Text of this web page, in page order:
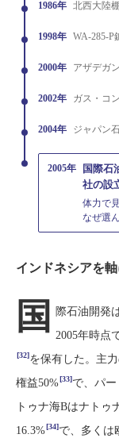
1986年 北西大陸
1998年 WA-285-P
2000年 アザデガ
2002年 ガス・コ
2004年 ジャパン
2005年
国際石
社の設
体力で
なぜ選
インドネシアを
国 際石油開発
2005年時点
[32]を保有した。主
権益50%[33]で、パ
トゥナ海Bはナトゥ
16.3%[34]で、多くは